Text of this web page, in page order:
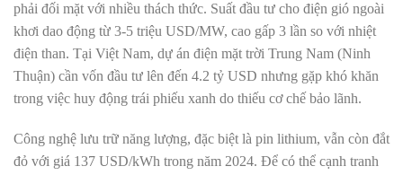
phải đối mặt với nhiều thách thức. Suất đầu tư cho điện gió ngoài
khơi dao động từ 3-5 triệu USD/MW, cao gấp 3 lần so với nhiệt
điện than. Tại Việt Nam, dự án điện mặt trời Trung Nam (Ninh
Thuận) cần vốn đầu tư lên đến 4.2 tỷ USD nhưng gặp khó khăn
trong việc huy động trái phiếu xanh do thiếu cơ chế bảo lãnh.
Công nghệ lưu trữ năng lượng, đặc biệt là pin lithium, vẫn còn đắt
đỏ với giá 137 USD/kWh trong năm 2024. Để có thể cạnh tranh